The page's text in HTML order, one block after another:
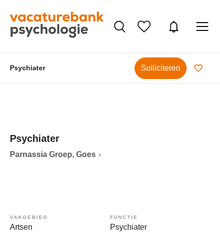
Psychiater Solliciteren
Psychiater
Parnassia Groep, Goes
VAKGEBIED
Artsen
FUNCTIE
Psychiater